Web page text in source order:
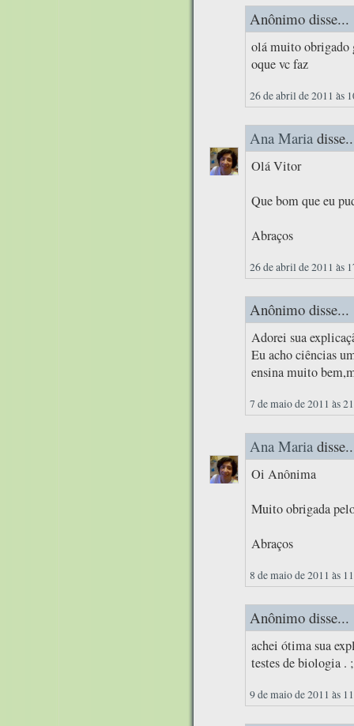
Anônimo disse...
olá muito obrigado
oque vc faz
26 de abril de 2011 às
Ana Maria
Olá Vitor
Que bom que eu
Abraços
26 de abril de 2011 às
Anônimo disse...
Adorei sua
Eu acho ciências
ensina muito
7 de maio de 2011 às
Ana Maria
Oi Anônima
Muito obrigada
Abraços
8 de maio de 2011 às
Anônimo disse...
achei ótima sua
testes de biologia .
9 de maio de 2011 às